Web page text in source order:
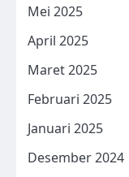
Mei 2025
April 2025
Maret 2025
Februari 2025
Januari 2025
Desember 2024